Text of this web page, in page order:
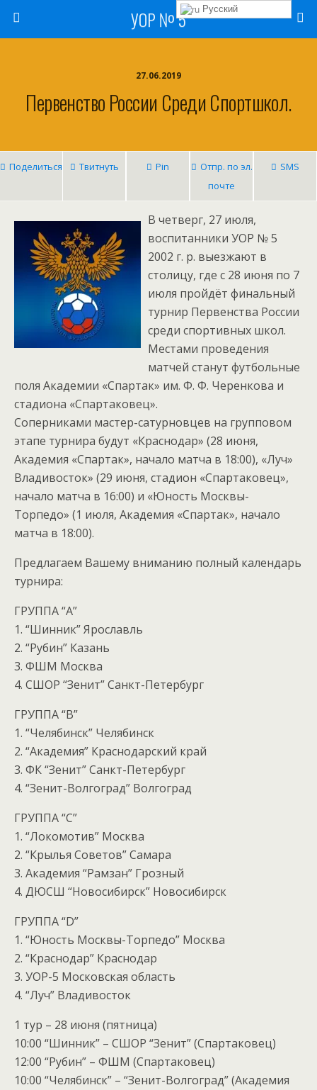
УОР № 5
27.06.2019
Первенство России Среди Спортшкол.
Поделиться Твитнуть Pin
Отпр. по эл.
почте
SMS
В четверг, 27 июля,
воспитанники УОР № 5
2002 г. р. выезжают в
столицу, где с 28 июня по 7
июля пройдёт финальный
турнир Первенства России
среди спортивных школ.
Местами проведения
матчей станут футбольные
поля Академии «Спартак» им. Ф. Ф. Черенкова и
стадиона «Спартаковец».
Соперниками мастер-сатурновцев на групповом
этапе турнира будут «Краснодар» (28 июня,
Академия «Спартак», начало матча в 18:00), «Луч»
Владивосток» (29 июня, стадион «Спартаковец»,
начало матча в 16:00) и «Юность Москвы-
Торпедо» (1 июля, Академия «Спартак», начало
матча в 18:00).
Предлагаем Вашему вниманию полный календарь
турнира:
ГРУППА “А”
1. “Шинник” Ярославль
2. “Рубин” Казань
3. ФШМ Москва
4. СШОР “Зенит” Санкт-Петербург
ГРУППА “В”
1. “Челябинск” Челябинск
2. “Академия” Краснодарский край
3. ФК “Зенит” Санкт-Петербург
4. “Зенит-Волгоград” Волгоград
ГРУППА “С”
1. “Локомотив” Москва
2. “Крылья Советов” Самара
3. Академия “Рамзан” Грозный
4. ДЮСШ “Новосибирск” Новосибирск
ГРУППА “D”
1. “Юность Москвы-Торпедо” Москва
2. “Краснодар” Краснодар
3. УОР-5 Московская область
4. “Луч” Владивосток
1 тур – 28 июня (пятница)
10:00 “Шинник” – СШОР “Зенит” (Спартаковец)
12:00 “Рубин” – ФШМ (Спартаковец)
10:00 “Челябинск” – “Зенит-Волгоград” (Академия
Русский